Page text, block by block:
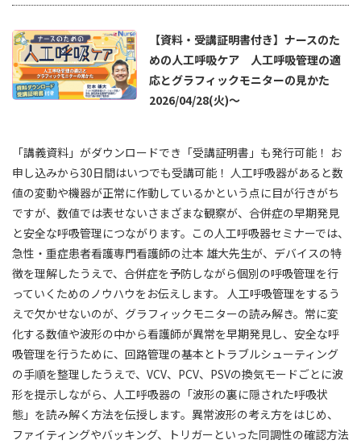
【資料・受講証明書付き】ナースのた
めの人工呼吸ケア 人工呼吸管理の適
応とグラフィックモニターの見かた
2026/04/28(火)～
「講義資料」がダウンロードでき「受講証明書」も発行可能！ お
申し込みから30日間はいつでも受講可能！ 人工呼吸器があると数
値の変動や機器が正常に作動しているかという点に目が行きがち
ですが、数値では表せないさまざまな観察が、合併症の早期発見
と安全な呼吸管理につながります。この人工呼吸器セミナーでは、
急性・重症患者看護専門看護師の辻本 雄大先生が、デバイスの特
徴を理解したうえで、合併症を予防しながら個別の呼吸管理を行
っていくためのノウハウをお伝えします。 人工呼吸管理をするう
えで欠かせないのが、グラフィックモニターの読み解き。常に変
化する数値や波形の中から看護師が異常を早期発見し、安全な呼
吸管理を行うために、回路管理の基本とトラブルシューティング
の手順を整理したうえで、VCV、PCV、PSVの換気モードごとに波
形を提示しながら、人工呼吸器の「波形の裏に隠された呼吸状
態」を読み解く方法を伝授します。異常波形の考え方をはじめ、
ファイティングやバッキング、トリガーといった同調性の確認方法